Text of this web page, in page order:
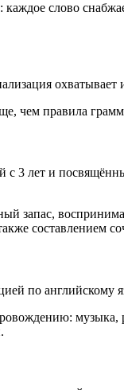
слово
охватывает
чем правила
с 3 лет и
запас,
составлением
по
музыка,